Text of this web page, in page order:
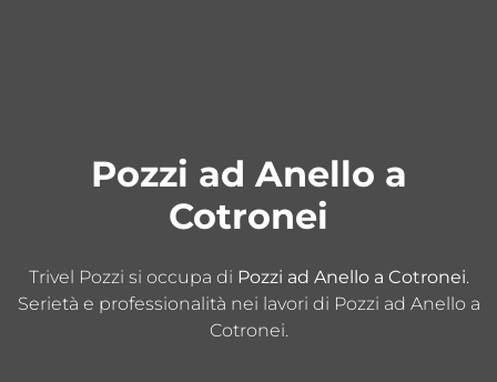
Pozzi ad Anello a
Cotronei
Trivel Pozzi si occupa di Pozzi ad Anello a Cotronei.
Serietà e professionalità nei lavori di Pozzi ad Anello a
Cotronei.